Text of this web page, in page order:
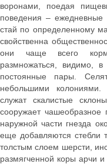
воронами, поедая
поведения –
стай по определенному
свойственна
они чаще всего
размножаться, видимо, в
постоянные пары.
небольшими колониями.
служат скалистые
сооружает чашеобразное
наружной части гнезда
еще добавляются стебли
толстым слоем шерсти,
размягченной коры арчи